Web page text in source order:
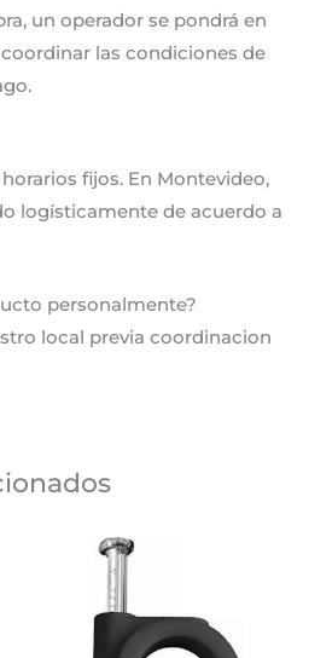
un operador se pondrá en
las condiciones de
fijos. En Montevideo,
logísticamente de acuerdo a
personalmente?
local previa coordinacion
producto
múltiples